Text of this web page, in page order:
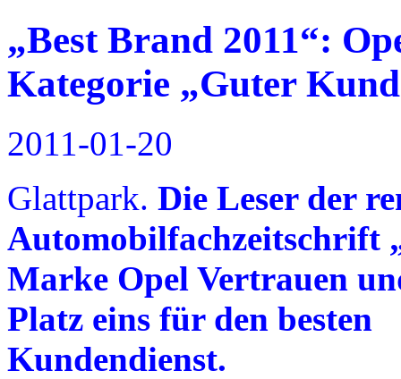
„Best Brand 2011“:
Kategorie „Guter
2011-01-20
Glattpark. Die Leser der
Automobilfachzeitschrift
Marke Opel Vertrauen
Platz eins für den besten
Kundendienst.